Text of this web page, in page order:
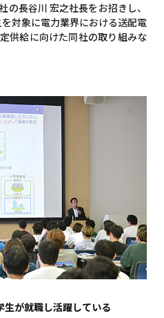
の長谷川 宏之社長をお招きし、
対象に電力業界における送配電
供給に向けた同社の取り組みな
生が就職し活躍している